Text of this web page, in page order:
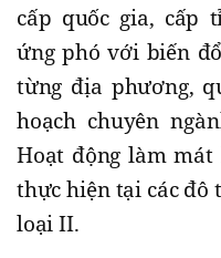
cấp quốc gia, cấp
ứng phó với biến
từng địa phương,
hoạch chuyên
Hoạt động làm
thực hiện tại các đô
loại II.